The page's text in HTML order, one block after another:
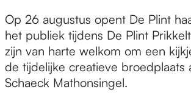
o
g
r
a
m
c
i
p
l
i
2
6
n
a
u
g
u
D
e
P
l
i
Op 26 augustus opent De Plint
het publiek tijdens De Plint
zijn van harte welkom om een
de tijdelijke creatieve broedplaats
Schaeck Mathonsingel.